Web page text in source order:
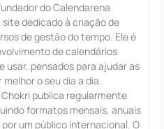
do Calendarena
dedicado à criação de
de gestão do tempo. Ele é
de calendários
usar, pensados para ajudar as
o seu dia a dia.
publica regularmente
formatos mensais, anuais
um público internacional. O